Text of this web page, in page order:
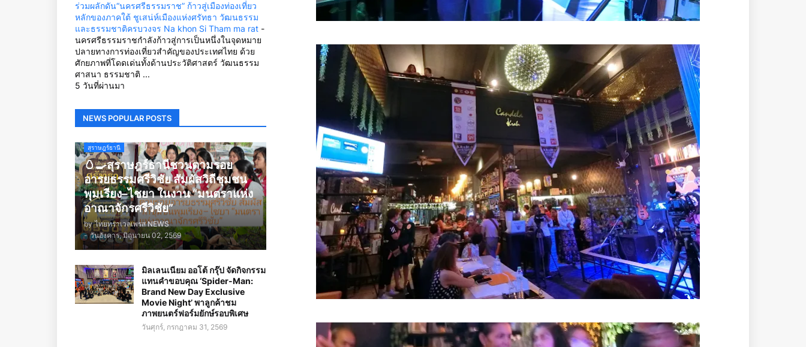
ร่วมผลักดัน“นครศรีธรรมราช” ก้าวสู่เมืองท่องเที่ยว
หลักของภาคใต้ ชูเสน่ห์เมืองแห่งศรัทธา วัฒนธรรม
และธรรมชาติครบวงจร Na khon Si Tham ma rat -
นครศรีธรรมราชกำลังก้าวสู่การเป็นหนึ่งในจุดหมาย
ปลายทางการท่องเที่ยวสำคัญของประเทศไทย ด้วย
ศักยภาพที่โดดเด่นทั้งด้านประวัติศาสตร์ วัฒนธรรม
ศาสนา ธรรมชาติ ...
5 วันที่ผ่านมา
NEWS POPULAR POSTS
สุราษฎร์ธานี
🥚🍳สุราษฎร์ธานีชวนตามรอย
อารยธรรมศรีวิชัย สัมผัสวิถีชุมชน
พุมเรียง–ไชยา ในงาน “มนตราแห่ง
อาณาจักรศรีวิชัย”
by ไทยทราเวลเพรส NEWS
- วันอังคาร, มิถุนายน 02, 2569
มิลเลนเนียม ออโต้ กรุ๊ป จัดกิจกรรม
แทนคำขอบคุณ ‘Spider-Man:
Brand New Day Exclusive
Movie Night’ พาลูกค้าชม
ภาพยนตร์ฟอร์มยักษ์รอบพิเศษ
วันศุกร์, กรกฎาคม 31, 2569